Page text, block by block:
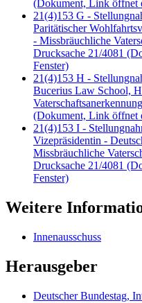
(Dokument, Link öffnet
21(4)153 G -
Paritätischer
- Missbräuchliche
Drucksache 21/4081
Fenster)
21(4)153 H -
Bucerius Law School,
(Dokument, Link öffnet
21(4)153 I -
Vizepräsidentin -
Missbräuchliche
Drucksache 21/4081
Fenster)
Weitere
Innenausschuss
Herausgeber
Deutscher Bundestag,